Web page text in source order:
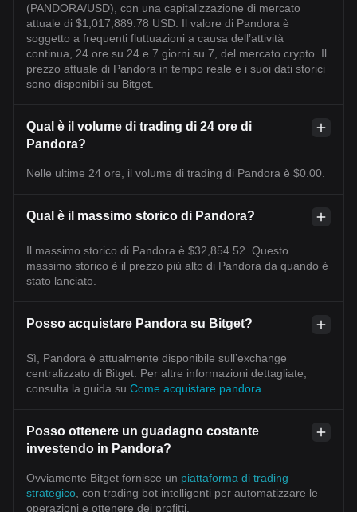
(PANDORA/USD), con una capitalizzazione di mercato
attuale di $1,017,889.78 USD. Il valore di Pandora è
soggetto a frequenti fluttuazioni a causa dell’attività
continua, 24 ore su 24 e 7 giorni su 7, del mercato crypto. Il
prezzo attuale di Pandora in tempo reale e i suoi dati storici
sono disponibili su Bitget.
Qual è il volume di trading di 24 ore di
Pandora?
Nelle ultime 24 ore, il volume di trading di Pandora è $0.00.
Qual è il massimo storico di Pandora?
Il massimo storico di Pandora è $32,854.52. Questo
massimo storico è il prezzo più alto di Pandora da quando è
stato lanciato.
Posso acquistare Pandora su Bitget?
Sì, Pandora è attualmente disponibile sull’exchange
centralizzato di Bitget. Per altre informazioni dettagliate,
consulta la guida su Come acquistare pandora
Posso ottenere un guadagno costante
investendo in Pandora?
Ovviamente Bitget fornisce un piattaforma di trading
strategico , con trading bot intelligenti per automatizzare le
operazioni e ottenere dei profitti.